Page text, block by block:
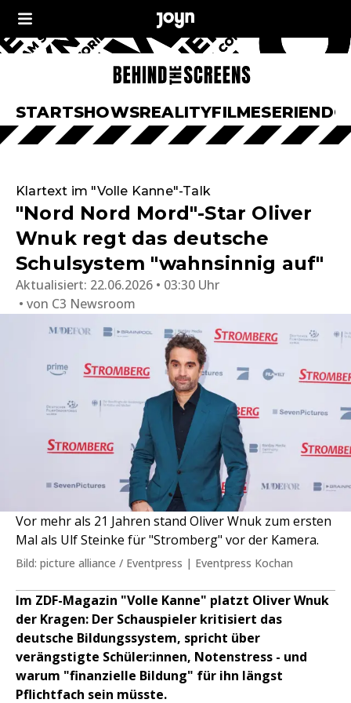
STARTSHOWSREALITYFILMESERIEN
Klartext im "Volle Kanne"-Talk
"Nord Nord Mord"-Star Oliver
Wnuk regt das deutsche
Schulsystem "wahnsinnig auf"
Aktualisiert: 22.06.2026 • 03:30 Uhr
von C3 Newsroom
Vor mehr als 21 Jahren stand Oliver Wnuk zum ersten
Mal als Ulf Steinke für "Stromberg" vor der Kamera.
Bild: picture alliance / Eventpress | Eventpress Kochan
Im ZDF-Magazin "Volle Kanne" platzt Oliver Wnuk
der Kragen: Der Schauspieler kritisiert das
deutsche Bildungssystem, spricht über
verängstigte Schüler:innen, Notenstress - und
warum "finanzielle Bildung" für ihn längst
Pflichtfach sein müsste.